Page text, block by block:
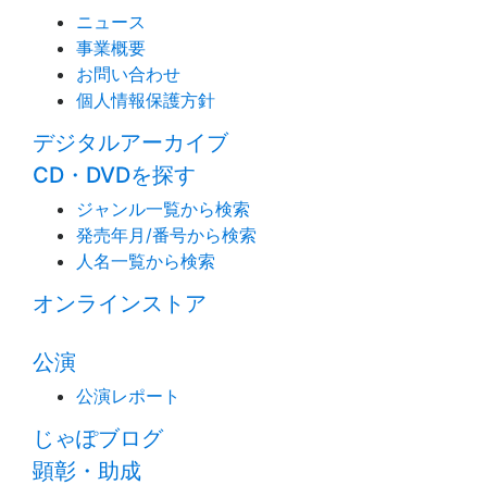
ニュース
事業概要
お問い合わせ
個人情報保護方針
デジタルアーカイブ
CD・DVDを探す
ジャンル一覧から検索
発売年月/番号から検索
人名一覧から検索
オンラインストア
公演
公演レポート
じゃぽブログ
顕彰・助成